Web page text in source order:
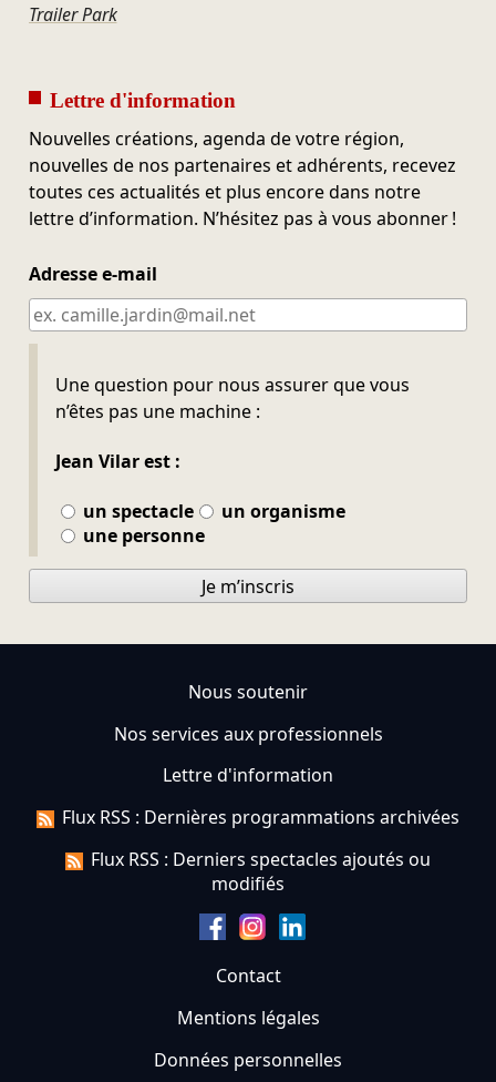
Trailer Park
Lettre d'information
Nouvelles créations, agenda de votre région,
nouvelles de nos partenaires et adhérents, recevez
toutes ces actualités et plus encore dans notre
lettre d’information. N’hésitez pas à vous abonner !
Adresse e-mail
Une question pour nous assurer que vous
n’êtes pas une machine :
Jean Vilar est :
un spectacle
un organisme
une personne
Ne pas remplir
Je m’inscris
Nous soutenir
Nos services aux professionnels
Lettre d'information
Flux RSS : Dernières programmations archivées
Flux RSS : Derniers spectacles ajoutés ou
modifiés
Contact
Mentions légales
Données personnelles